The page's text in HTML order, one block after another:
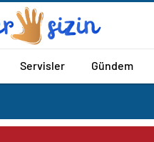
Servisler Gündem